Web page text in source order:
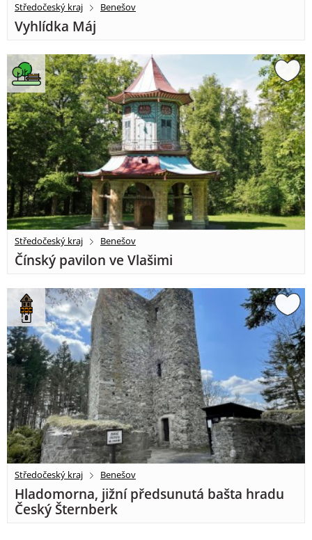
Středočeský kraj Benešov
Vyhlídka Máj
Středočeský kraj Benešov
Čínský pavilon ve Vlašimi
Středočeský kraj Benešov
Hladomorna, jižní předsunutá bašta hradu
Český Šternberk